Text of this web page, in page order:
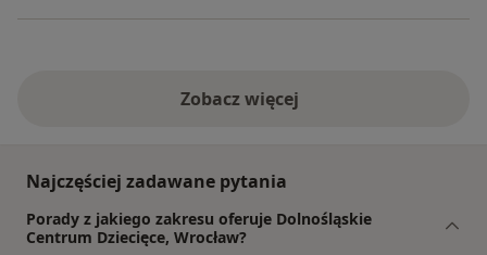
Zobacz więcej
Najczęściej zadawane pytania
Porady z jakiego zakresu oferuje Dolnośląskie
Centrum Dziecięce, Wrocław?